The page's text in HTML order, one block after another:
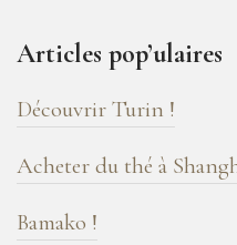
de
blog
!
Articles pop’ulaires
Découvrir Turin !
Acheter du thé à
Bamako !